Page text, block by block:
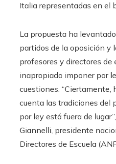
Italia representadas en el
La propuesta ha
partidos de la oposición y
profesores y directores de
inapropiado imponer por
cuestiones. “Ciertamente,
cuenta las tradiciones del
por ley está fuera de
Giannelli, presidente
Directores de Escuela